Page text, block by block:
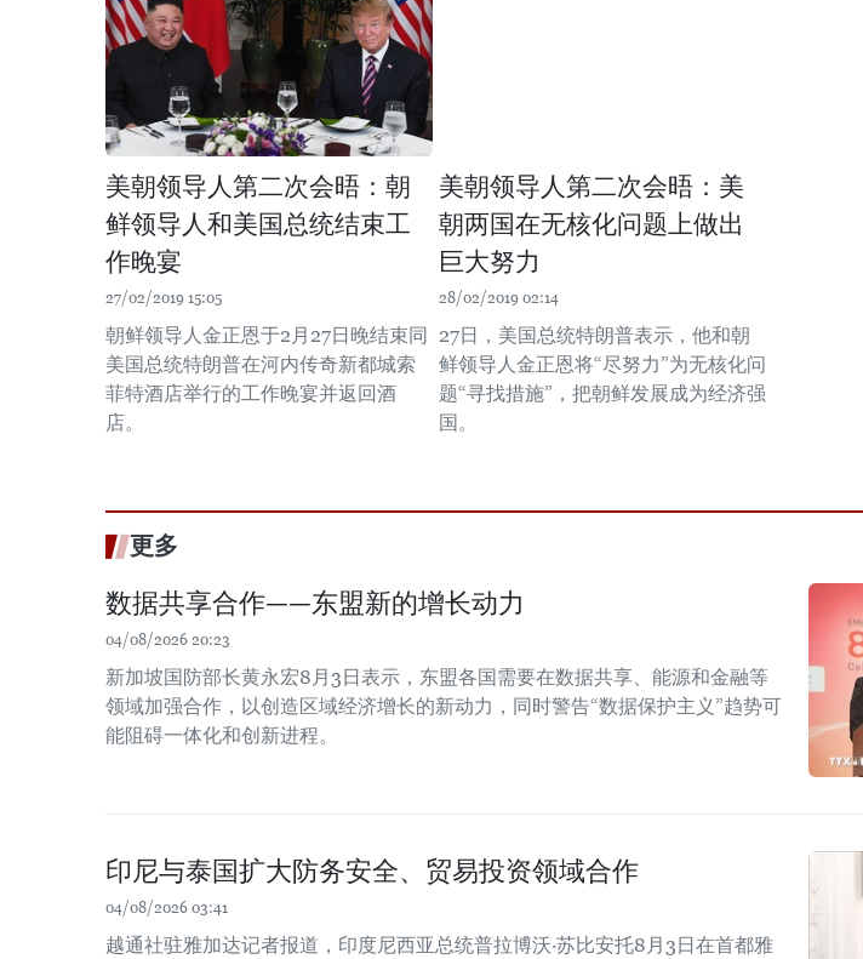
美朝领导人第二次会晤：朝
鲜领导人和美国总统结束工
作晚宴
27/02/2019 15:05
朝鲜领导人金正恩于2月27日晚结束同
美国总统特朗普在河内传奇新都城索
菲特酒店举行的工作晚宴并返回酒
店。
美朝领导人第二次会晤：美
朝两国在无核化问题上做出
巨大努力
28/02/2019 02:14
27日，美国总统特朗普表示，他和朝
鲜领导人金正恩将“尽努力”为无核化问
题“寻找措施”，把朝鲜发展成为经济强
国。
更多
数据共享合作——东盟新的增长动力
04/08/2026 20:23
新加坡国防部长黄永宏8月3日表示，东盟各国需要在数据共享、能源和金融等
领域加强合作，以创造区域经济增长的新动力，同时警告“数据保护主义”趋势可
能阻碍一体化和创新进程。
印尼与泰国扩大防务安全、贸易投资领域合作
04/08/2026 03:41
越通社驻雅加达记者报道，印度尼西亚总统普拉博沃·苏比安托8月3日在首都雅